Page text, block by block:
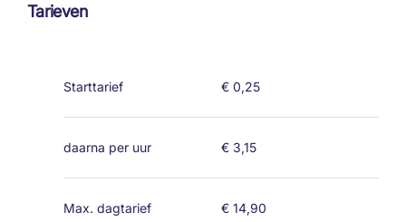
Tarieven
Starttarief € 0,25
daarna per uur € 3,15
Max. dagtarief € 14,90